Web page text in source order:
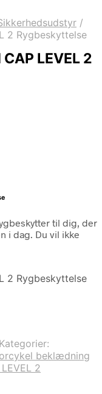
/
2 Rygbeskyttelse
LEVEL 2
til dig, der
i dag. Du vil ikke
2 Rygbeskyttelse
Kategorier:
beklædning
2